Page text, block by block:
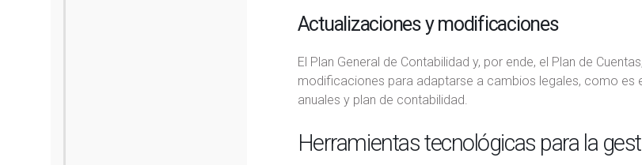
Actualizaciones y modificaciones
El Plan General de Contabilidad y, por ende, el Plan de
modificaciones para adaptarse a cambios legales, como
anuales y plan de contabilidad.
Herramientas tecnológicas para la